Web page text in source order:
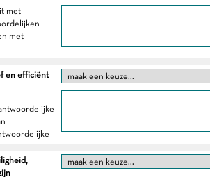
met
met
en efficiënt